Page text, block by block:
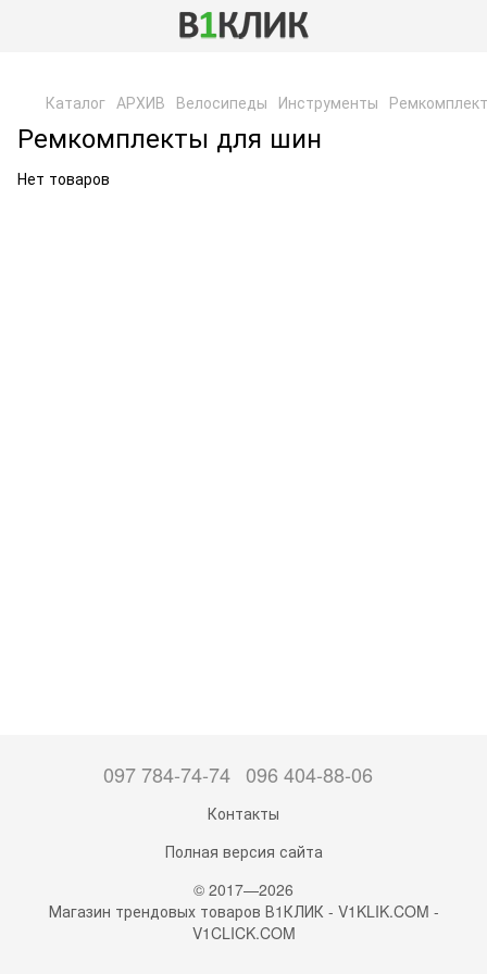
Каталог АРХИВ Велосипеды Инструменты
Ремкомплекты для шин
Нет товаров
097 784-74-74 096 404-88-06
Контакты
Полная версия сайта
© 2017—2026
Магазин трендовых товаров В1КЛИК - V1KLIK.COM -
V1CLICK.COM